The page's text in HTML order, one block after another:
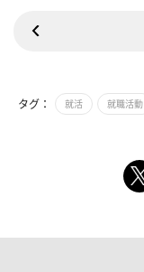
タグ： 就活 就職活動